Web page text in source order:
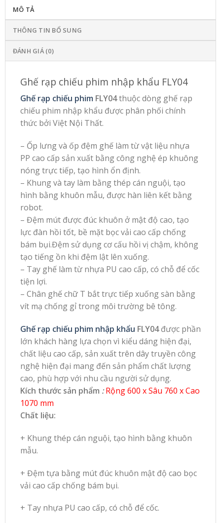
MÔ TẢ
THÔNG TIN BỔ SUNG
ĐÁNH GIÁ (0)
Ghế rạp chiếu phim nhập khẩu FLY04
Ghế rạp chiếu phim FLY04thuộc dòng ghế rạp
chiếu phim nhập khẩu được phân phối chính
thức bởi Việt Nội Thất.
– Ốp lưng và ốp đệm ghế làm từ vật liệu nhựa
PP cao cấp sản xuất bằng công nghệ ép khuông
nóng trực tiếp, tạo hình ổn định.
– Khung và tay làm bằng thép cán nguội, tạo
hình bằng khuôn mẫu, được hàn liên kết bằng
robot.
– Đệm mút được đúc khuôn ở mật độ cao, tạo
lực đàn hồi tốt, bề mặt bọc vải cao cấp chống
bám bụi.Đệm sử dụng cơ cấu hồi vị chậm, không
tạo tiếng ồn khi đệm lật lên xuống.
– Tay ghế làm từ nhựa PU cao cấp, có chỗ để cốc
tiện lợi.
– Chân ghế chữ T bắt trực tiếp xuống sàn bằng
vít mạ chống gỉ trong môi trường bê tông.
Ghế rạp chiếu phim nhập khẩu FLY04được phần
lớn khách hàng lựa chọn vì kiểu dáng hiện đại,
chất liệu cao cấp, sản xuất trên dây truyền công
nghệ hiện đại mang đến sản phẩm chất lượng
cao, phù hợp với nhu cầu người sử dụng.
Kích thước sản phẩm :Rộng 600 x Sâu 760 x Cao
1070 mm
Chất liệu:
+ Khung thép cán nguội, tạo hình bằng khuôn
mẫu.
+ Đệm tựa bằng mút đúc khuôn mật độ cao bọc
vải cao cấp chống bám bụi.
+ Tay nhựa PU cao cấp, có chỗ để cốc.